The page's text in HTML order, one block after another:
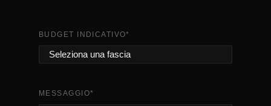
BUDGET INDICATIVO*
MESSAGGIO*